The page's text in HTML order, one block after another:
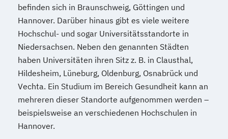
befinden sich in Braunschweig, Göttingen und
Hannover. Darüber hinaus gibt es viele weitere
Hochschul- und sogar Universitätsstandorte in
Niedersachsen. Neben den genannten Städten
haben Universitäten ihren Sitz z. B. in Clausthal,
Hildesheim, Lüneburg, Oldenburg, Osnabrück und
Vechta. Ein Studium im Bereich Gesundheit kann an
mehreren dieser Standorte aufgenommen werden –
beispielsweise an verschiedenen Hochschulen in
Hannover.